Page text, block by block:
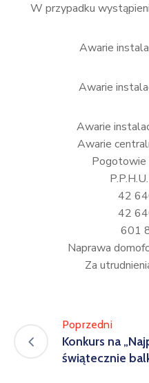
W przypadku
Awarie
Awarie
Awarie
Awarie
Pogotowie
42
42
601
Naprawa
Za
Poprzedni
Konkurs na
świątecznie